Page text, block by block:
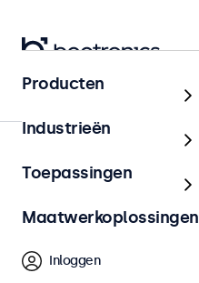
Accessoires
Filter (1)
Producten
Industrieën
Toepassingen
Maatwerkoplossingen
Inloggen